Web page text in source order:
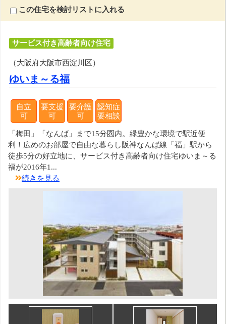
この住宅を検討リストに入れる
サービス付き高齢者向け住宅
（大阪府大阪市西淀川区）
ゆいま～る福
自立
可
要支援
可
要介護
可
認知症
要相談
「梅田」「なんば」まで15分圏内。緑豊かな環境で駅近便
利！広めのお部屋で自由な暮らし阪神なんば線「福」駅から
徒歩5分の好立地に、サービス付き高齢者向け住宅ゆいま～る
福が2016年1...
続きを見る